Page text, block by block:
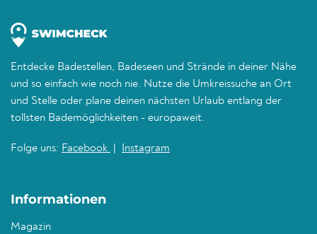
Entdecke Badestellen, Badeseen und Strände in deiner Nähe
und so einfach wie noch nie. Nutze die Umkreissuche an Ort
und Stelle oder plane deinen nächsten Urlaub entlang der
tollsten Bademöglichkeiten - europaweit.
Folge uns: Facebook Instagram
Informationen
Magazin